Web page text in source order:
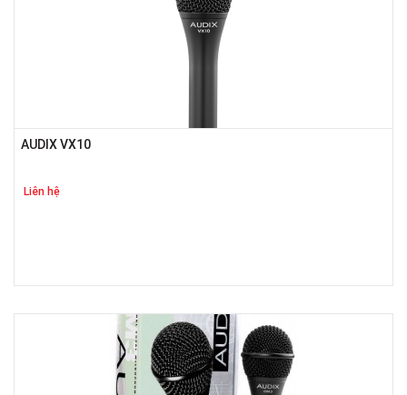
AUDIX VX10
Liên hệ